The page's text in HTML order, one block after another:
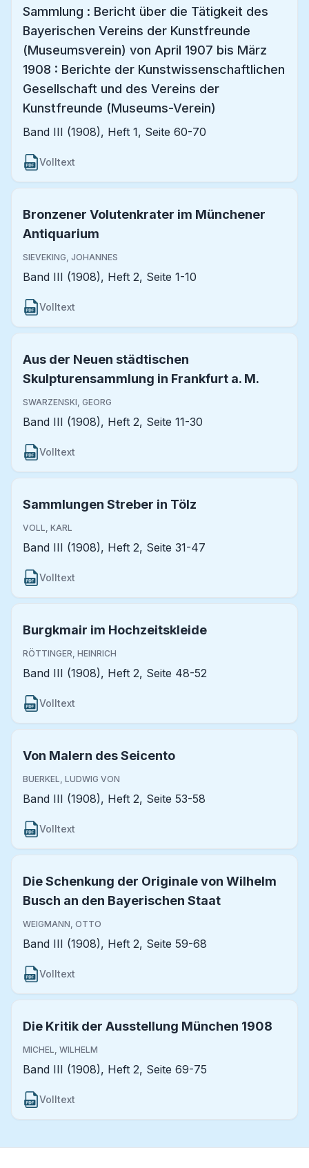
Sammlung : Bericht über die Tätigkeit des
Bayerischen Vereins der Kunstfreunde
(Museumsverein) von April 1907 bis März
1908 : Berichte der Kunstwissenschaftlichen
Gesellschaft und des Vereins der
Kunstfreunde (Museums-Verein)
Band III (1908), Heft 1, Seite 60-70
Volltext
Bronzener Volutenkrater im Münchener
Antiquarium
SIEVEKING, JOHANNES
Band III (1908), Heft 2, Seite 1-10
Volltext
Aus der Neuen städtischen
Skulpturensammlung in Frankfurt a. M.
SWARZENSKI, GEORG
Band III (1908), Heft 2, Seite 11-30
Volltext
Sammlungen Streber in Tölz
VOLL, KARL
Band III (1908), Heft 2, Seite 31-47
Volltext
Burgkmair im Hochzeitskleide
RÖTTINGER, HEINRICH
Band III (1908), Heft 2, Seite 48-52
Volltext
Von Malern des Seicento
BUERKEL, LUDWIG VON
Band III (1908), Heft 2, Seite 53-58
Volltext
Die Schenkung der Originale von Wilhelm
Busch an den Bayerischen Staat
WEIGMANN, OTTO
Band III (1908), Heft 2, Seite 59-68
Volltext
Die Kritik der Ausstellung München 1908
MICHEL, WILHELM
Band III (1908), Heft 2, Seite 69-75
Volltext